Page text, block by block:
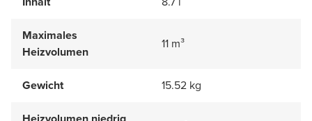
Maximales
Heizvolumen
11 m³
Gewicht 15.52 kg